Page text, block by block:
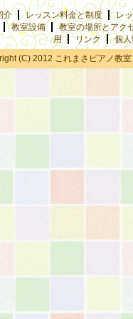
介 レッスン料金と制度
レ
教室設備
教室の場所とアク
用
リンク
個
(C) 2012 これまさピアノ教